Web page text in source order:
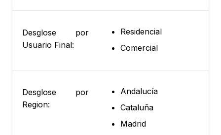
Desglose por
Usuario Final:
Residencial
Comercial
Desglose por
Region:
Andalucía
Cataluña
Madrid